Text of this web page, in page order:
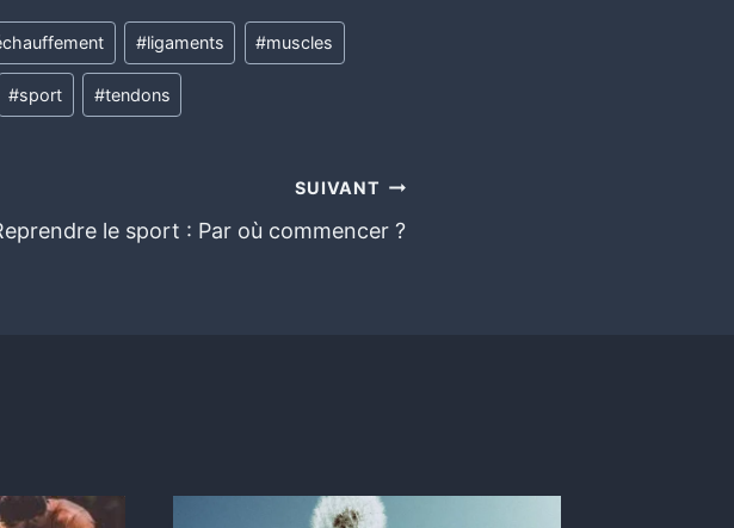
#ligaments #muscles
#sport #tendons
SUIVANT
le sport : Par où commencer ?